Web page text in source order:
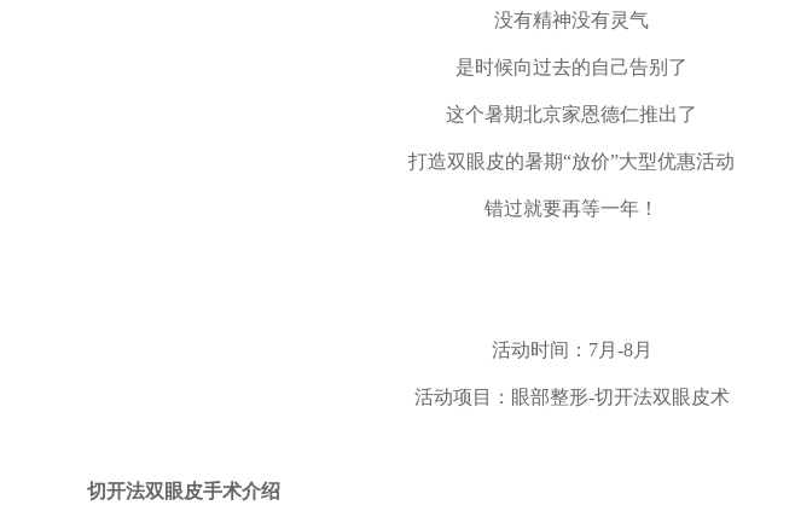
没有精神没有灵气
是时候向过去的自己告别了
这个暑期北京家恩德仁推出了
打造双眼皮的暑期“放价”大型优惠活动
错过就要再等一年！
活动时间：7月-8月
活动项目：眼部整形-切开法双眼皮术
切开法双眼皮手术介绍